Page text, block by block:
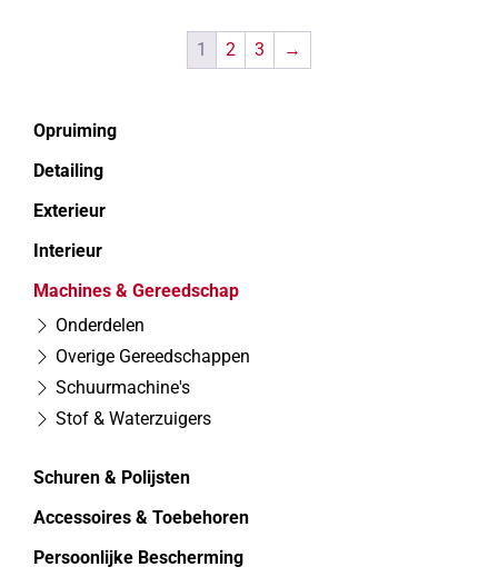
Opruiming
Detailing
Exterieur
Interieur
Machines & Gereedschap
Onderdelen
Overige Gereedschappen
Schuurmachine's
Stof & Waterzuigers
Schuren & Polijsten
Accessoires & Toebehoren
Persoonlijke Bescherming
1 2 3 →